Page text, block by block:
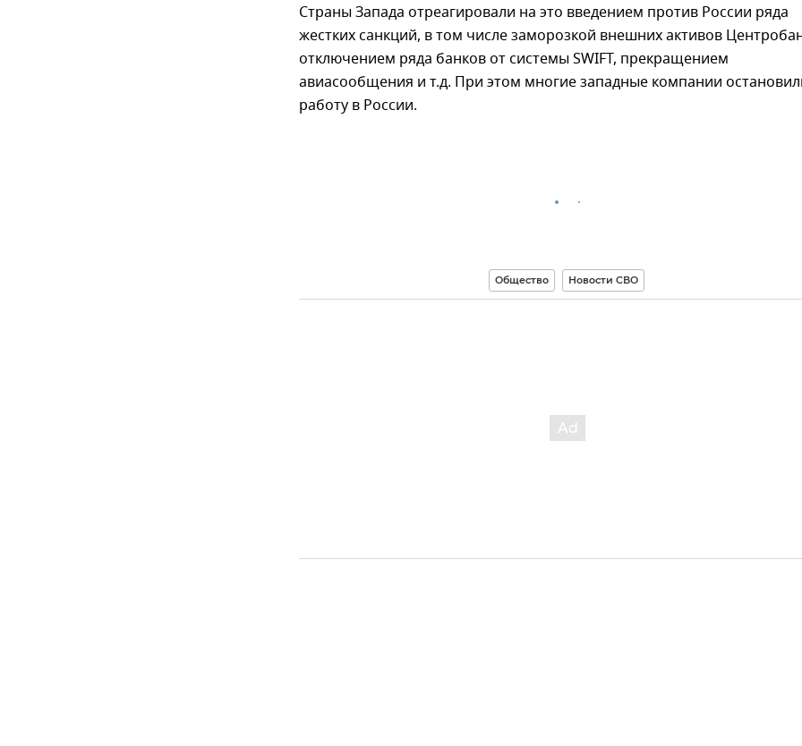
Страны Запада отреагировали на это введением против России ряда
жестких санкций, в том числе заморозкой внешних активов
отключением ряда банков от системы SWIFT, прекращением
авиасообщения и т.д. При этом многие западные компании
работу в России.
Общество Новости СВО